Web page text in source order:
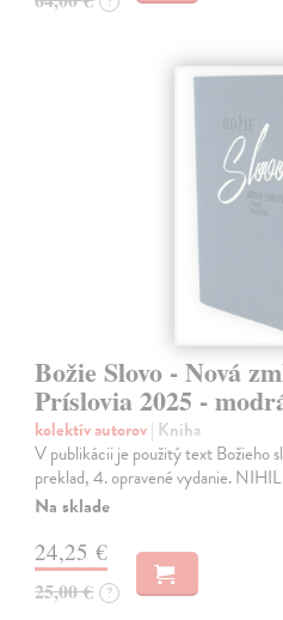
Božie Slovo - Nová
Príslovia 2025 -
kolektív autorov| Kniha
V publikácii je použitý text Božieho
preklad, 4. opravené vydanie.
Na sklade
24,25 €
25,00 € ?